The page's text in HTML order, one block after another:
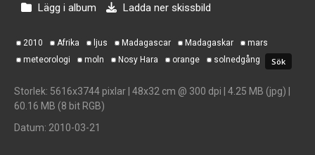
Lägg i album Ladda ner skissbild
2010 Afrika ljus Madagascar Madagaskar
mars
meteorologi
moln Nosy Hara orange solnedgång
Storlek: 5616x3744 pixlar | 48x32 cm @ 300 dpi | 4.25 MB (jpg) |
60.16 MB (8 bit RGB)
Datum: 2010-03-21